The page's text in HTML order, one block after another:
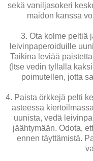
sekä vaniljasokeri
maidon kanssa
3. Ota kolme peltiä
leivinpaperoiduille
Taikina leviää
(Itse vedin tyllalla
poimutellen, jotta
4. Paista örkkejä pelti
asteessa
uunista, vedä
jäähtymään. Odota,
ennen täyttämistä.